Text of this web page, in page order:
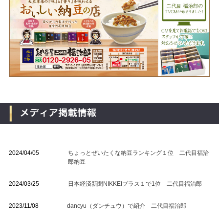
2024/04/05
ちょっとぜいたくな納豆ランキング１位 二代目福治
郎納豆
2024/03/25 日本経済新聞NIKKEIプラス１で1位 二代目福治郎
2023/11/08 dancyu（ダンチュウ）で紹介 二代目福治郎